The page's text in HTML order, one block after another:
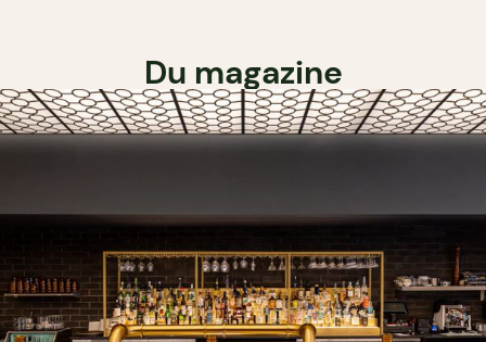
Du magazine